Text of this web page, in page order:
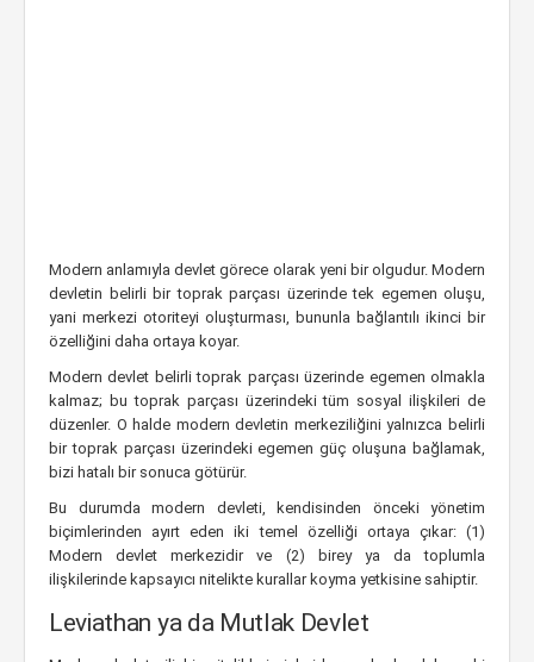
Modern anlamıyla devlet görece olarak yeni bir olgudur. Modern
devletin belirli bir toprak parçası üzerinde tek egemen oluşu,
yani merkezi otoriteyi oluşturması, bununla bağlantılı ikinci bir
özelliğini daha ortaya koyar.
Modern devlet belirli toprak parçası üzerinde egemen olmakla
kalmaz; bu toprak parçası üzerindeki tüm sosyal ilişkileri de
düzenler. O halde modern devletin merkeziliğini yalnızca belirli
bir toprak parçası üzerindeki egemen güç oluşuna bağlamak,
bizi hatalı bir sonuca götürür.
Bu durumda modern devleti, kendisinden önceki yönetim
biçimlerinden ayırt eden iki temel özelliği ortaya çıkar: (1)
Modern devlet merkezidir ve (2) birey ya da toplumla
ilişkilerinde kapsayıcı nitelikte kurallar koyma yetkisine sahiptir.
Leviathan ya da Mutlak Devlet